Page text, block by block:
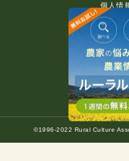
個人情
著作
©1996-2022 Rural Culture